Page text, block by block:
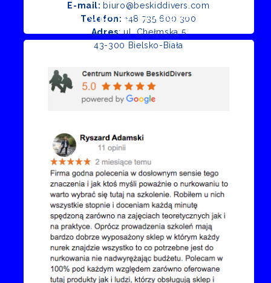
E-mail: biuro@beskiddivers.com
Telefon: +48 735 600 300
Adres: ul. Chełmska 5
43-300 Bielsko-Biała
Opinie Google